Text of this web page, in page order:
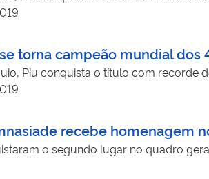
torna campeão mundial
Piu conquista o título com recorde
recebe homenagem
o segundo lugar no quadro